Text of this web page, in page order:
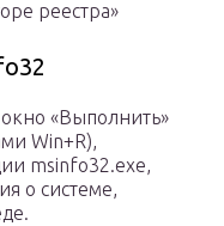
реестра»
«Выполнить»
Win+R),
msinfo32.exe,
о системе,